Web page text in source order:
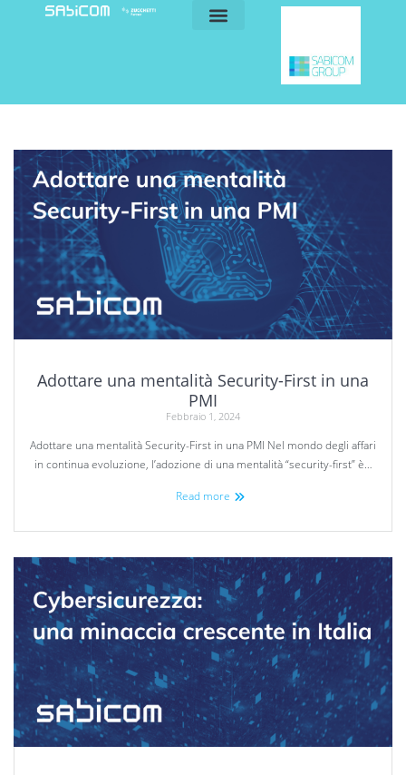
Adottare una mentalità Security-First in una
PMI
Febbraio 1, 2024
Adottare una mentalità Security-First in una PMI Nel mondo degli affari
in continua evoluzione, l’adozione di una mentalità “security-first” è…
Read more